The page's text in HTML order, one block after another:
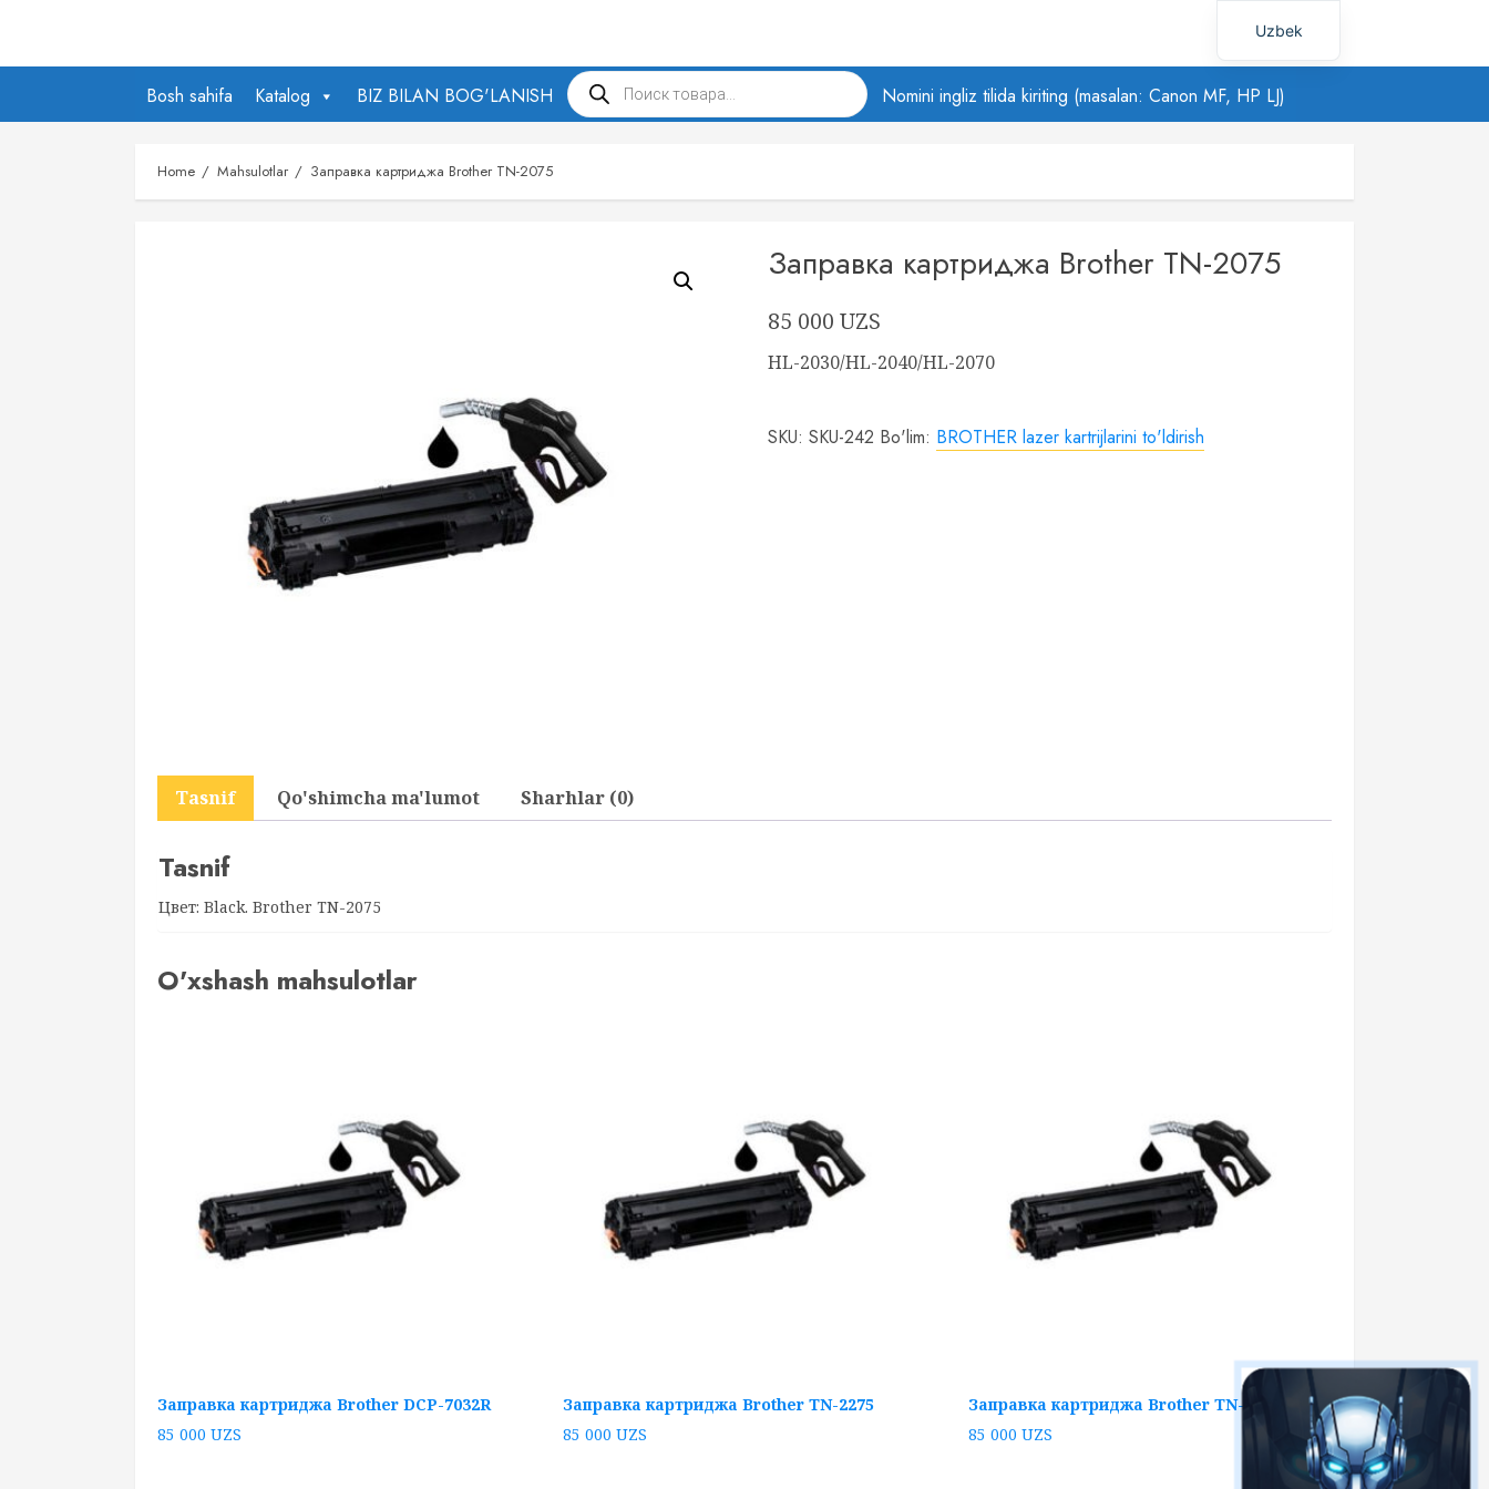
content
Bosh sahifa
Katalog BIZ BILAN BOG'LANISH
Products
search Nomini ingliz tilida kiriting (masalan: Canon MF, HP LJ)
Home Mahsulotlar Заправка картриджа Brother TN-2075
Заправка картриджа Brother TN-2075
85 000UZS
HL-2030/HL-2040/HL-2070
SKU:SKU-242 Bo'lim: BROTHER lazer kartrijlarini to'ldirish
Tasnif Qo'shimcha ma'lumot Sharhlar (0)
Tasnif
Цвет: Black. Brother TN-2075
O'xshash mahsulotlar
Заправка картриджа Brother DCP-7032R
85 000 UZS
Заправка картриджа Brother TN-2275
85 000UZS
Заправка картриджа Brother TN-2235
85 000UZS
Uzbek
Russian